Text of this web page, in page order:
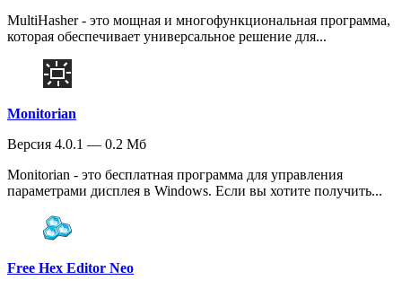
MultiHasher - это мощная и многофункциональная программа,
которая обеспечивает универсальное решение для...
Monitorian
Версия 4.0.1 — 0.2 Мб
Monitorian - это бесплатная программа для управления
параметрами дисплея в Windows. Если вы хотите получить...
Free Hex Editor Neo